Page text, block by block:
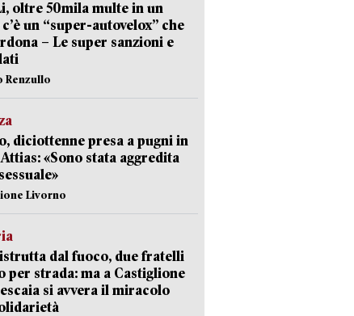
oltre 50mila multe in un
un “super-autovelox” che
– Le super sanzioni e
Renzullo
diciottenne presa a pugni in
«Sono stata aggredita
Livorno
dal fuoco, due fratelli
per strada: ma a Castiglione
si avvera il miracolo